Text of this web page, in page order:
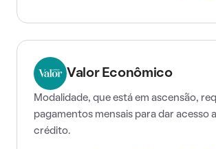
Valor Econômico
Modalidade, que está em ascensão,
pagamentos mensais para dar acesso
crédito.